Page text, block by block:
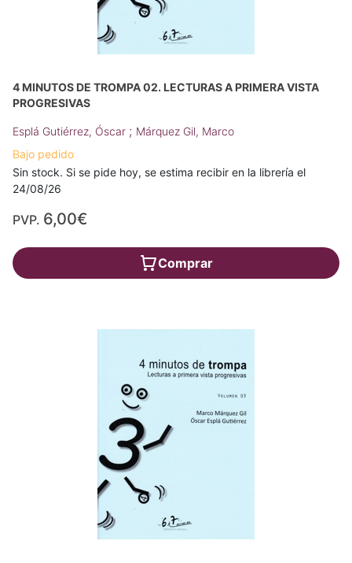
4 MINUTOS DE TROMPA 02. LECTURAS A PRIMERA VISTA
PROGRESIVAS
Esplá Gutiérrez, Óscar ; Márquez Gil, Marco
Bajo pedido
Sin stock. Si se pide hoy, se estima recibir en la librería el
24/08/26
PVP. 6,00€
Comprar